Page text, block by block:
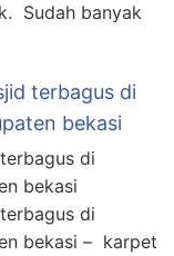
Sudah banyak
terbagus di
bekasi
di
bekasi
di
bekasi – karpet